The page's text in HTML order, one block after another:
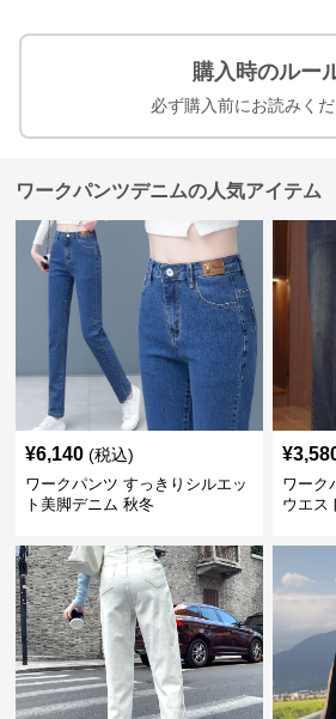
購入時のルー
必ず購入前にお読みくだ
ワークパンツデニムの人気アイテム
¥6,140 (税込)
ワークパンツ すっきりシルエッ
ト美脚デニム 秋冬
¥
ワーク
ウエス